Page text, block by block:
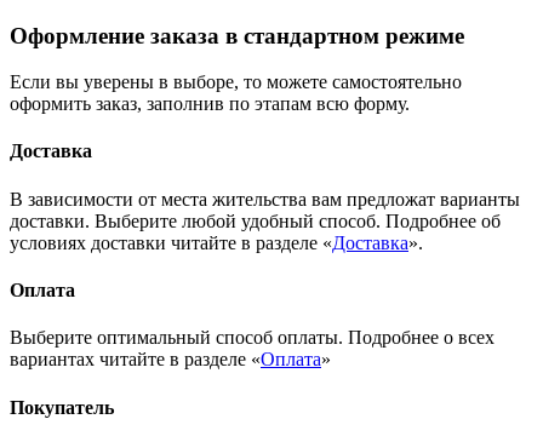
Оформление заказа в стандартном режиме
Если вы уверены в выборе, то можете самостоятельно
оформить заказ, заполнив по этапам всю форму.
Доставка
В зависимости от места жительства вам предложат варианты
доставки. Выберите любой удобный способ. Подробнее об
условиях доставки читайте в разделе «Доставка».
Оплата
Выберите оптимальный способ оплаты. Подробнее о всех
вариантах читайте в разделе «Оплата»
Покупатель